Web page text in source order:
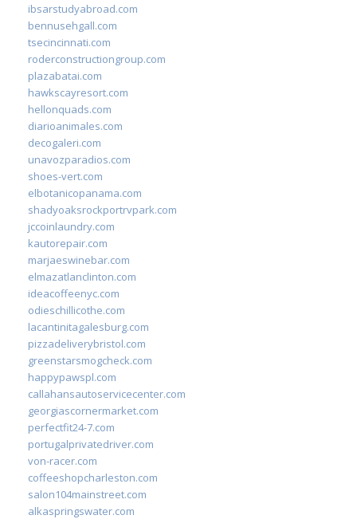
ibsarstudyabroad.com
bennusehgall.com
tsecincinnati.com
roderconstructiongroup.com
plazabatai.com
hawkscayresort.com
hellonquads.com
diarioanimales.com
decogaleri.com
unavozparadios.com
shoes-vert.com
elbotanicopanama.com
shadyoaksrockportrvpark.com
jccoinlaundry.com
kautorepair.com
marjaeswinebar.com
elmazatlanclinton.com
ideacoffeenyc.com
odieschillicothe.com
lacantinitagalesburg.com
pizzadeliverybristol.com
greenstarsmogcheck.com
happypawspl.com
callahansautoservicecenter.com
georgiascornermarket.com
perfectfit24-7.com
portugalprivatedriver.com
von-racer.com
coffeeshopcharleston.com
salon104mainstreet.com
alkaspringswater.com